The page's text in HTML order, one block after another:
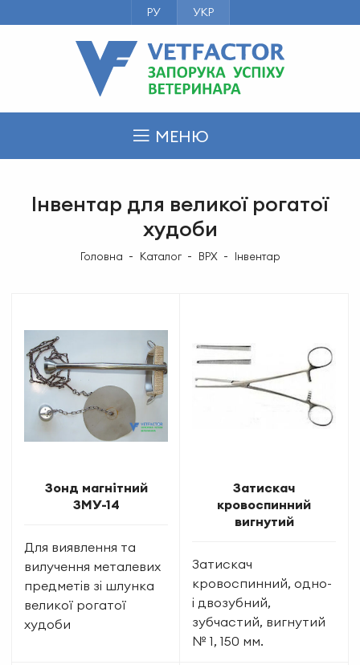
РУ УКР
МЕНЮ
Інвентар для великої рогатої
худоби
Головна Каталог ВРХ Інвентар
Зонд магнітний
ЗМУ-14
Для виявлення та
вилучення металевих
предметів зі шлунка
великої рогатої
худоби
Затискач
кровоспинний
вигнутий
Затискач
кровоспинний, одно-
і двозубний,
зубчастий, вигнутий
№ 1, 150 мм.